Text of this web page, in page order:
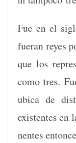
Fue en el
fuer­an reyes
que los
como tres.
ubi­ca de
exis­tentes en
nentes